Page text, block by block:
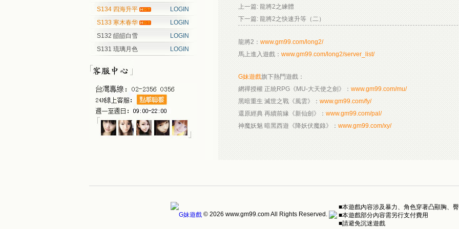
上一篇:龍將2之練體
下一篇:龍將2之快速升等（二）
龍將2：www.gm99.com/long2/
馬上進入遊戲：www.gm99.com/long2/server_list/
G妹遊戲旗下熱門遊戲：
網禪授權 正統RPG《MU-大天使之劍》：www.gm99.com/mu/
黑暗重生 滅世之戰《風雲》：www.gm99.com/fy/
還原經典 再續前緣《新仙劍》：www.gm99.com/pal/
神魔妖魅 暗黑西遊《降妖伏魔錄》：www.gm99.com/xy/
LOGIN
S134 四海升平
LOGIN
S133 寒木春华
LOGIN
S132 皚皚白雪
LOGIN
S131 琉璃月色
© 2026 www.gm99.com All Rights Reserved.
■本遊戲內容涉及暴力、角色穿著凸顯胸、
■本遊戲部分內容需另行支付費用
■請避免沉迷遊戲